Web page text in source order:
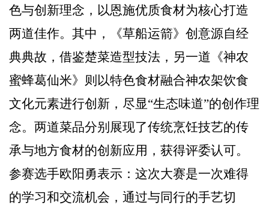
色与创新理念，以恩施优质食材为核心打造
两道佳作。其中，《草船运箭》创意源自经
典典故，借鉴楚菜造型技法，另一道《神农
蜜蜂葛仙米》则以特色食材融合神农架饮食
文化元素进行创新，尽显“生态味道”的创作理
念。两道菜品分别展现了传统烹饪技艺的传
承与地方食材的创新应用，获得评委认可。
参赛选手欧阳勇表示：这次大赛是一次难得
的学习和交流机会，通过与同行的手艺切